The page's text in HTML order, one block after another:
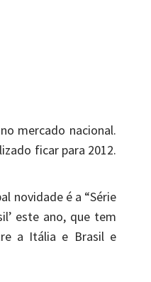
mercado nacional.
ficar para 2012.
novidade é a “Série
este ano, que tem
a Itália e Brasil e